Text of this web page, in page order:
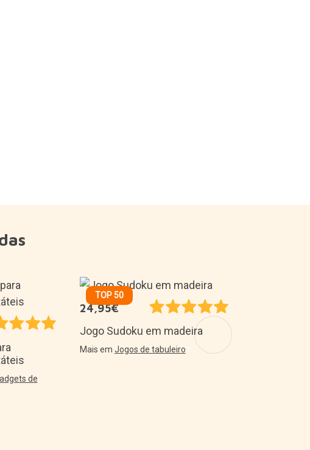
de
TOP 50
24,95€
Jogo Sudoku em madeira
Mais em Jogos de tabuleiro